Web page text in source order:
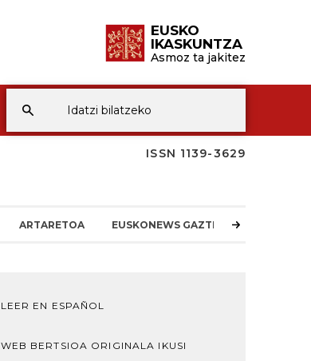
EUSKO
IKASKUNTZA
Asmoz ta jakitez
ISSN 1139-3629
ARTARETOA EUSKONEWS GAZTEA
LEER EN ESPAÑOL
WEB BERTSIOA ORIGINALA IKUSI